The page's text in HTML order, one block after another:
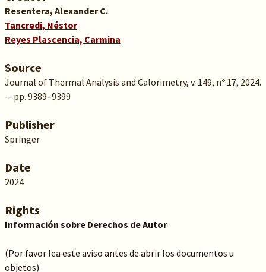
Resentera, Alexander C.
Tancredi, Néstor
Reyes Plascencia, Carmina
Source
Journal of Thermal Analysis and Calorimetry, v. 149, nº 17, 2024.
-- pp. 9389–9399
Publisher
Springer
Date
2024
Rights
Información sobre Derechos de Autor
(Por favor lea este aviso antes de abrir los documentos u
objetos)